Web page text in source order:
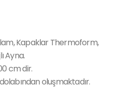
Kapaklar Thermoform,
Ayna.
cm dir.
oluşmaktadır.